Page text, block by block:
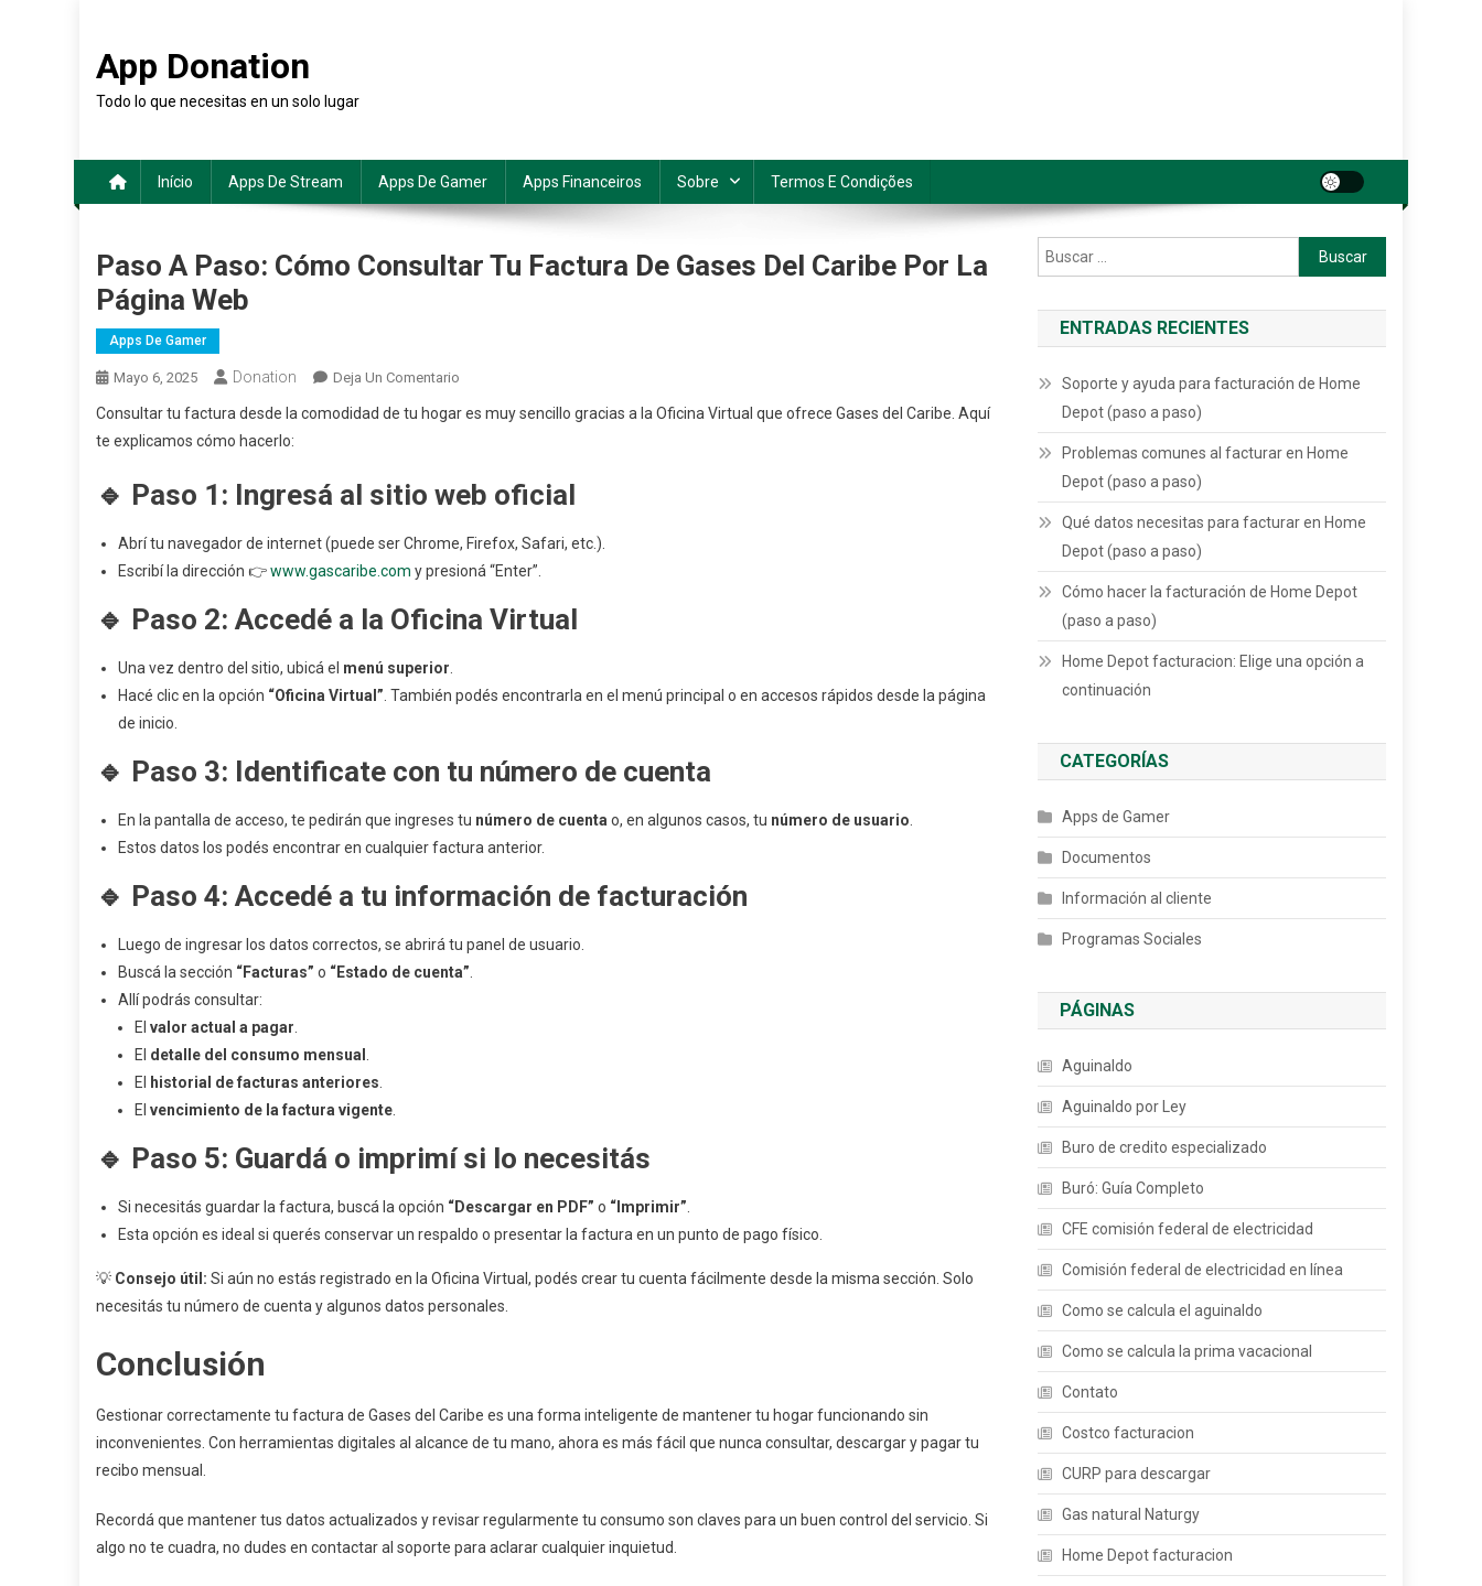
contenido
App Donation
Todo lo que necesitas en un solo lugar
Início Apps De Stream Apps De Gamer Apps Financeiros Sobre Termos E Condições
Paso A Paso: Cómo Consultar Tu Factura De Gases Del Caribe Por La
Página Web
Apps De Gamer
Mayo 6, 2025 Donation Deja Un Comentario
Consultar
Factura
De
Gases
Del
La
Consultar tu factura desde la comodidad de tu hogar es muy sencillo gracias a la Oficina Virtual que ofrece Gases del Caribe. Aquí
te explicamos cómo hacerlo:
🔹 Paso 1: Ingresá al sitio web oficial
Abrí tu navegador de internet (puede ser Chrome, Firefox, Safari, etc.).
Escribí la dirección 👉www.gascaribe.com y presioná “Enter”.
🔹 Paso 2: Accedé a la Oficina Virtual
Una vez dentro del sitio, ubicá el menú superior
Hacé clic en la opción “Oficina Virtual” . También podés encontrarla en el menú principal o en accesos rápidos desde la página
de inicio.
🔹 Paso 3: Identificate con tu número de cuenta
En la pantalla de acceso, te pedirán que ingreses tu número de cuenta o, en algunos casos, tu número de usuario
Estos datos los podés encontrar en cualquier factura anterior.
🔹 Paso 4: Accedé a tu información de facturación
Luego de ingresar los datos correctos, se abrirá tu panel de usuario.
Buscá la sección “Facturas” o “Estado de cuenta”
Allí podrás consultar:
El valor actual a pagar
El detalle del consumo mensual
El
historial de facturas anteriores
El vencimiento de la factura vigente
🔹 Paso 5: Guardá o imprimí si lo necesitás
Si necesitás guardar la factura, buscá la opción “Descargar en PDF” o “Imprimir”
Esta opción es ideal si querés conservar un respaldo o presentar la factura en un punto de pago físico.
💡 Consejo útil: Si aún no estás registrado en la Oficina Virtual, podés crear tu cuenta fácilmente desde la misma sección. Solo
necesitás tu número de cuenta y algunos datos personales.
Conclusión
Gestionar correctamente tu factura de Gases del Caribe es una forma inteligente de mantener tu hogar funcionando sin
inconvenientes. Con herramientas digitales al alcance de tu mano, ahora es más fácil que nunca consultar, descargar y pagar tu
recibo mensual.
Recordá que mantener tus datos actualizados y revisar regularmente tu consumo son claves para un buen control del servicio. Si
algo no te cuadra, no dudes en contactar al soporte para aclarar cualquier inquietud.
Buscar:
ENTRADAS RECIENTES
Soporte y ayuda para facturación de Home
Depot (paso a paso)
Problemas comunes al facturar en Home
Depot (paso a paso)
Qué datos necesitas para facturar en Home
Depot (paso a paso)
Cómo hacer la facturación de Home Depot
(paso a paso)
Home Depot facturacion: Elige una opción a
continuación
CATEGORÍAS
Apps de Gamer
Documentos
Información al cliente
Programas Sociales
PÁGINAS
Aguinaldo
Aguinaldo por Ley
Buro de credito especializado
Buró: Guía Completo
CFE comisión federal de electricidad
Comisión federal de electricidad en línea
Como se calcula el aguinaldo
Como se calcula la prima vacacional
Contato
Costco facturacion
CURP para descargar
Gas natural Naturgy
Home Depot facturacion